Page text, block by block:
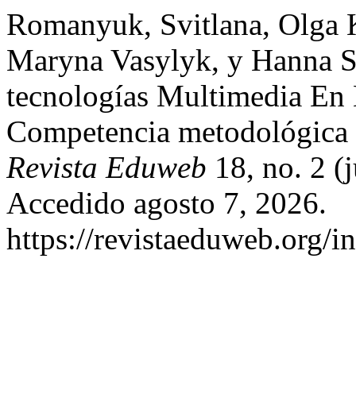
Romanyuk, Svitlana,
Maryna Vasylyk, y Hanna
tecnologías Multimedia
Competencia
Revista Eduweb 18, no. 2
Accedido agosto 7, 2026.
https://revistaeduweb.org/